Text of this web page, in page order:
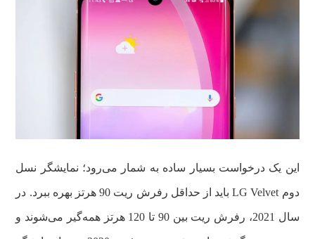
این یک درخواست بسیار ساده به شمار می‌رود؛ نمایشگر نسل
دوم LG Velvet باید از حداقل رفرش ریت 90 هرتز بهره ببرد. در
سال 2021، رفرش ریت بین 90 تا 120 هرتز همه‌گیر می‌شوند و